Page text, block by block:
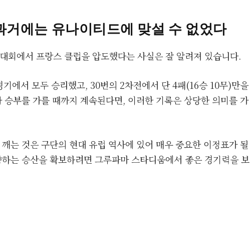
거에는 유나이티드에 맞설 수 없었다
회에서 프랑스 클럽을 압도했다는 사실은 잘 알려져 있습니다.
에서 모두 승리했고, 30번의 2차전에서 단 4패(16승 10무)만을
부를 가를 때까지 계속된다면, 이러한 기록은 상당한 의미를 가
는 것은 구단의 현대 유럽 역사에 있어 매우 중요한 이정표가 될
는 승산을 확보하려면 그루파마 스타디움에서 좋은 경기력을 보